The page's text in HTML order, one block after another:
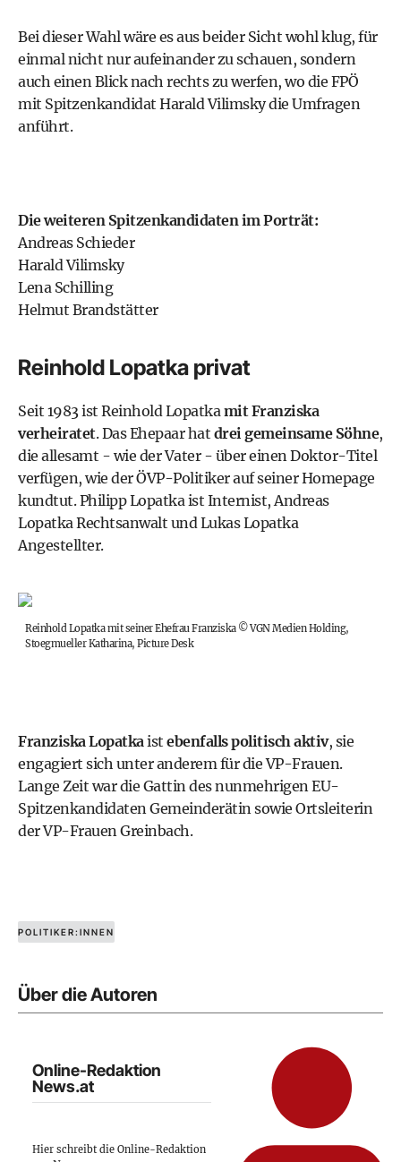
Bei dieser Wahl wäre es aus beider Sicht wohl klug, für
einmal nicht nur aufeinander zu schauen, sondern
auch einen Blick nach rechts zu werfen, wo die FPÖ
mit Spitzenkandidat Harald Vilimskydie Umfragen
anführt.
Die weiteren Spitzenkandidaten im Porträt:
Andreas Schieder
Harald Vilimsky
Lena Schilling
Helmut Brandstätter
Reinhold Lopatka privat
Seit 1983 ist Reinhold Lopatkamit Franziska
verheiratet. Das Ehepaar hat drei gemeinsame Söhne,
die allesamt - wie der Vater - über einen Doktor-Titel
verfügen, wie der ÖVP-Politiker auf seiner Homepage
kundtut. Philipp Lopatka ist Internist, Andreas
Lopatka Rechtsanwalt und Lukas Lopatka
Angestellter.
Reinhold Lopatka mit seiner Ehefrau Franziska©VGN Medien Holding,
Stoegmueller Katharina, Picture Desk
Franziska Lopatkaist ebenfalls politisch aktiv, sie
engagiert sich unter anderem für die VP-Frauen.
Lange Zeit war die Gattin des nunmehrigen EU-
Spitzenkandidaten Gemeinderätin sowie Ortsleiterin
der VP-Frauen Greinbach.
POLITIKER:INNEN
Über die Autoren
Online-Redaktion
News.at
Hier schreibt die Online-Redaktion